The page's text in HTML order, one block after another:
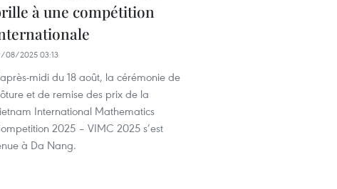
à une compétition
08/2025 03:13
midi du 18 août, la cérémonie de
et de remise des prix de la
International Mathematics
2025 – VIMC 2025 s’est
à Da Nang.